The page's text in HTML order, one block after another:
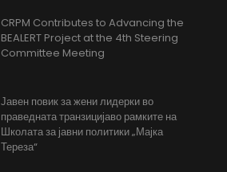
CRPM Contributes to Advancing the
BEALERT Project at the 4th Steering
Committee Meeting
Јавен повик за жени лидерки во
праведната транзицијаво рамките на
Школата за јавни политики „Мајка
Тереза“